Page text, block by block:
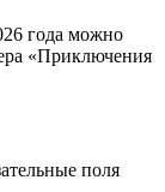
года можно
«Приключения
поля